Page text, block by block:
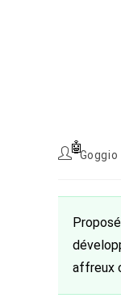
Auteur/
publication
Goggio
affreux